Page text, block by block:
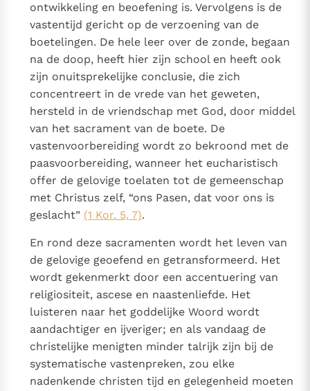
ontwikkeling en beoefening is. Vervolgens is de
vastentijd gericht op de verzoening van de
boetelingen. De hele leer over de zonde, begaan
na de doop, heeft hier zijn school en heeft ook
zijn onuitsprekelijke conclusie, die zich
concentreert in de vrede van het geweten,
hersteld in de vriendschap met God, door middel
van het sacrament van de boete. De
vastenvoorbereiding wordt zo bekroond met de
paasvoorbereiding, wanneer het eucharistisch
offer de gelovige toelaten tot de gemeenschap
met Christus zelf, “ons Pasen, dat voor ons is
geslacht” (1 Kor. 5, 7).
En rond deze sacramenten wordt het leven van
de gelovige geoefend en getransformeerd. Het
wordt gekenmerkt door een accentuering van
religiositeit, ascese en naastenliefde. Het
luisteren naar het goddelijke Woord wordt
aandachtiger en ijveriger; en als vandaag de
christelijke menigten minder talrijk zijn bij de
systematische vastenpreken, zou elke
nadenkende christen tijd en gelegenheid moeten